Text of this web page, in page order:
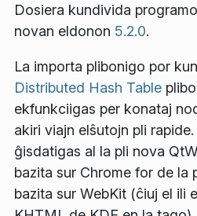
Dosiera kundivida programo
novan eldonon 5.2.0.
La importa plibonigo por
Distributed Hash Table
ekfunkciigas per konataj
akiri viajn elŝutojn pli
ĝisdatigas al la pli nova
bazita sur Chrome for de la
bazita sur WebKit (ĉiuj el ili